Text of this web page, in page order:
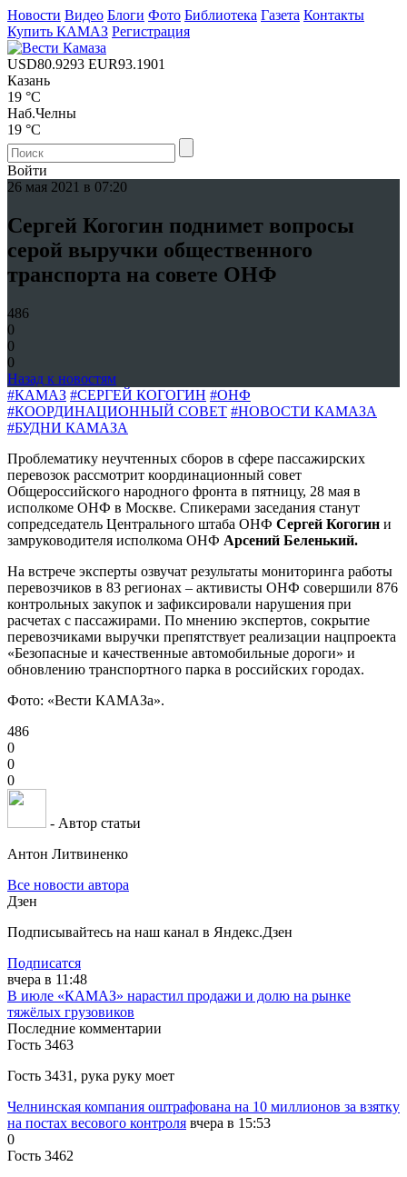
Новости Видео Блоги Фото Библиотека Газета Контакты
Купить КАМАЗ Регистрация
USD80.9293 EUR93.1901
Казань
19 °C
Наб.Челны
19 °C
Войти
26 мая 2021 в 07:20
Сергей Когогин поднимет вопросы
серой выручки общественного
транспорта на совете ОНФ
486
0
0
0
Назад к новостям
#КАМАЗ #СЕРГЕЙ КОГОГИН #ОНФ
#КООРДИНАЦИОННЫЙ СОВЕТ #НОВОСТИ КАМАЗА
#БУДНИ КАМАЗА
Проблематику неучтенных сборов в сфере пассажирских
перевозок рассмотрит координационный совет
Общероссийского народного фронта в пятницу, 28 мая в
исполкоме ОНФ в Москве. Спикерами заседания станут
сопредседатель Центрального штаба ОНФ Сергей Когогин и
замруководителя исполкома ОНФ Арсений Беленький.
На встрече эксперты озвучат результаты мониторинга работы
перевозчиков в 83 регионах – активисты ОНФ совершили 876
контрольных закупок и зафиксировали нарушения при
расчетах с пассажирами. По мнению экспертов, сокрытие
перевозчиками выручки препятствует реализации нацпроекта
«Безопасные и качественные автомобильные дороги» и
обновлению транспортного парка в российских городах.
Фото: «Вести КАМАЗа».
486
0
0
0
- Автор статьи
Антон Литвиненко
Все новости автора
Дзен
Подписывайтесь на наш канал в Яндекс.Дзен
Подписатся
вчера в 11:48
В июле «КАМАЗ» нарастил продажи и долю на рынке
тяжёлых грузовиков
Последние комментарии
Гость 3463
Гость 3431, рука руку моет
Челнинская компания оштрафована на 10 миллионов за взятку
на постах весового контроля вчера в 15:53
0
Гость 3462